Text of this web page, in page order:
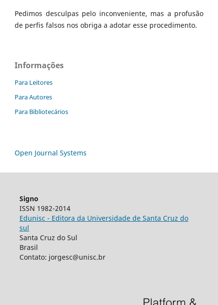
Pedimos desculpas pelo inconveniente, mas a profusão
de perfis falsos nos obriga a adotar esse procedimento.
Informações
Para Leitores
Para Autores
Para Bibliotecários
Open Journal Systems
Signo
ISSN 1982-2014
Edunisc - Editora da Universidade de Santa Cruz do
sul
Santa Cruz do Sul
Brasil
Contato: jorgesc@unisc.br